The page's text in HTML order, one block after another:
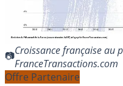
Croissance française
FranceTransactions.com
Offre Partenaire